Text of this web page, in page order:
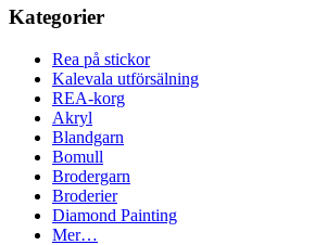
Kategorier
Rea på stickor
Kalevala utförsälning
REA-korg
Akryl
Blandgarn
Bomull
Brodergarn
Broderier
Diamond Painting
Mer…